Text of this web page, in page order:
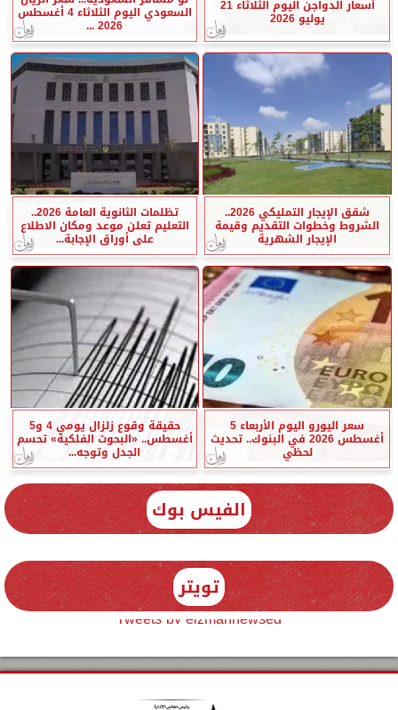
أسعار الدواجن اليوم الثلاثاء 21
يوليو 2026 السعودي اليوم الثلاثاء 4 أغسطس
2026 ...
شقق الإيجار التمليكي 2026..
الشروط وخطوات التقديم وقيمة
الإيجار الشهرية
تظلمات الثانوية العامة 2026..
التعليم تعلن موعد ومكان الاطلاع
على أوراق الإجابة...
سعر اليورو اليوم الأربعاء 5
أغسطس 2026 في البنوك.. تحديث
لحظي
حقيقة وقوع زلزال يومي 4 و5
أغسطس.. «البحوث الفلكية» تحسم
الجدل وتوجه...
الفيس بوك
تويتر
Tweets by elzmannewseg